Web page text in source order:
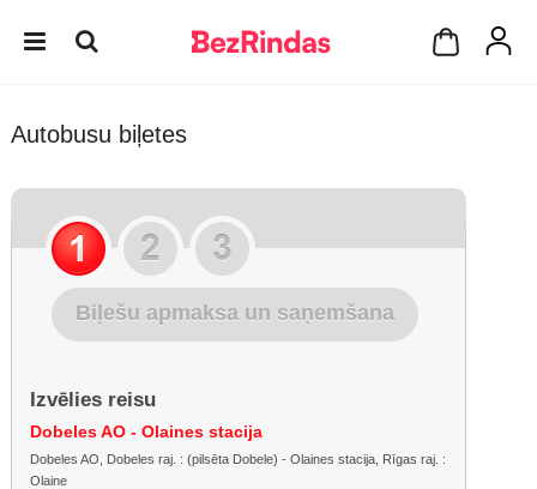
Autobusu biļetes
Biļešu apmaksa un saņemšana
Izvēlies reisu
Dobeles AO - Olaines stacija
Dobeles AO, Dobeles raj. : (pilsēta Dobele) - Olaines stacija, Rīgas raj. :
Olaine